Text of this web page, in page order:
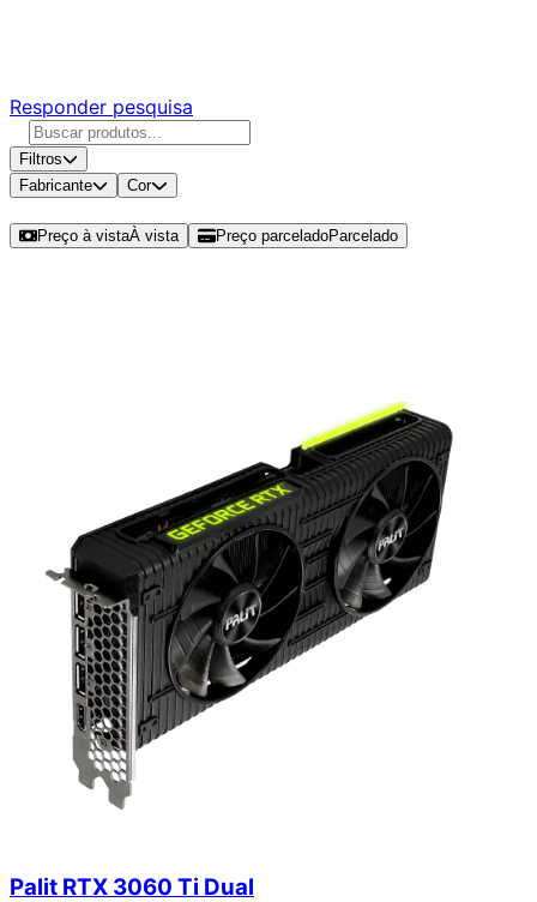
Responder pesquisa
Filtros
Fabricante
Cor
Preço à vistaÀ vista Preço parceladoParcelado
Palit RTX 3060 Ti Dual